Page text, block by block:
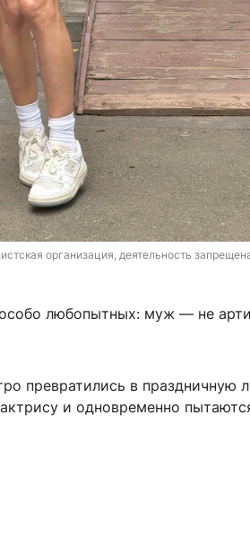
организация, деятельность
любопытных: муж — не
превратились в праздничную
и одновременно